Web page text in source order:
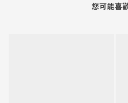
您可能喜